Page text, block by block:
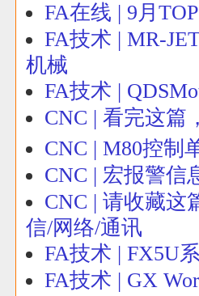
FA在线 | 9月
FA技术 | MR-
机械
FA技术 |
CNC | 看完这篇
CNC | M80控制
CNC | 宏报警信
CNC | 请收藏这
信/网络/通讯
FA技术 | FX5U
FA技术 | GX